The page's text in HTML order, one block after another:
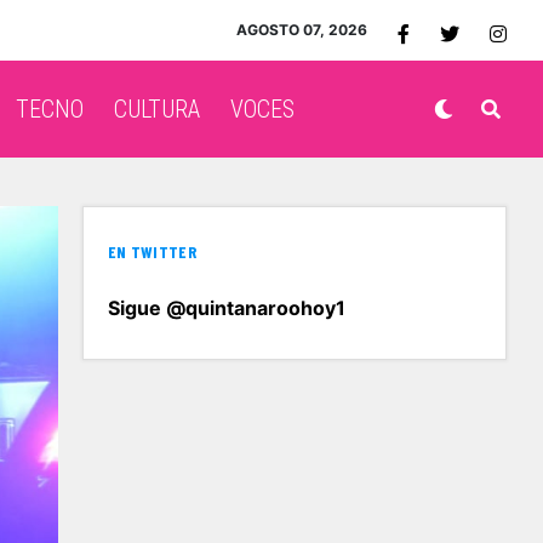
AGOSTO 07, 2026
TECNO CULTURA VOCES
EN TWITTER
Sigue @quintanaroohoy1